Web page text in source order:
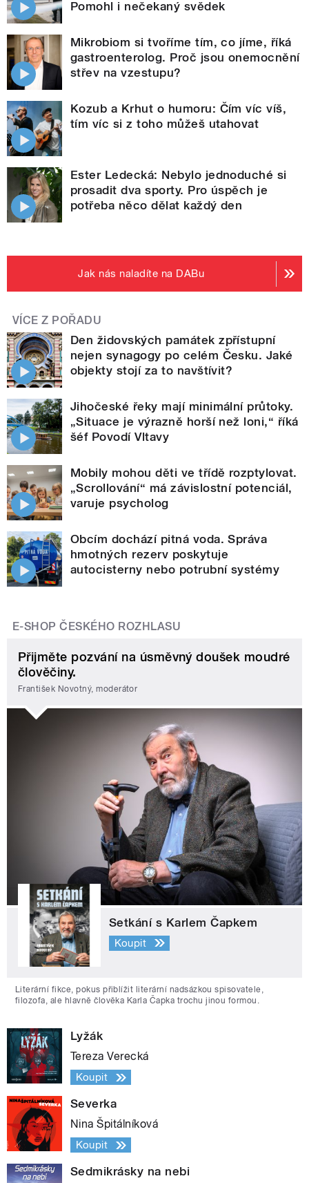
Pomohl i nečekaný svědek
Mikrobiom si tvoříme tím, co jíme, říká
gastroenterolog. Proč jsou onemocnění
střev na vzestupu?
Kozub a Krhut o humoru: Čím víc víš,
tím víc si z toho můžeš utahovat
Ester Ledecká: Nebylo jednoduché si
prosadit dva sporty. Pro úspěch je
potřeba něco dělat každý den
Jak nás naladíte na DABu
VÍCE Z POŘADU
Den židovských památek zpřístupní
nejen synagogy po celém Česku. Jaké
objekty stojí za to navštívit?
Jihočeské řeky mají minimální průtoky.
„Situace je výrazně horší než loni,“ říká
šéf Povodí Vltavy
Mobily mohou děti ve třídě rozptylovat.
„Scrollování“ má závislostní potenciál,
varuje psycholog
Obcím dochází pitná voda. Správa
hmotných rezerv poskytuje
autocisterny nebo potrubní systémy
E-SHOP ČESKÉHO ROZHLASU
Přijměte pozvání na úsměvný doušek moudré
člověčiny.
František Novotný, moderátor
Setkání s Karlem Čapkem
Koupit
Literární fikce, pokus přiblížit literární nadsázkou spisovatele,
filozofa, ale hlavně člověka Karla Čapka trochu jinou formou.
Lyžák
Tereza Verecká
Koupit
Severka
Nina Špitálníková
Koupit
Sedmikrásky na nebi